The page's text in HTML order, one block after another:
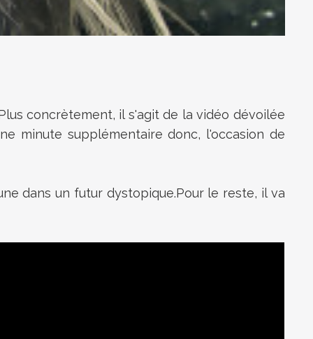
concrètement, il s'agit de la vidéo dévoilée
minute supplémentaire donc, l'occasion de
dans un futur dystopique.Pour le reste, il va